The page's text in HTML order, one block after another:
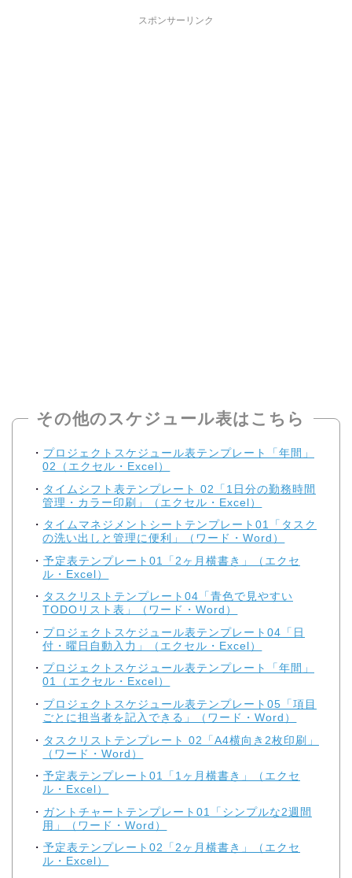
スポンサーリンク
その他のスケジュール表はこちら
プロジェクトスケジュール表テンプレート「年間」
02（エクセル・Excel）
タイムシフト表テンプレート 02「1日分の勤務時間
管理・カラー印刷」（エクセル・Excel）
タイムマネジメントシートテンプレート01「タスク
の洗い出しと管理に便利」（ワード・Word）
予定表テンプレート01「2ヶ月横書き」（エクセ
ル・Excel）
タスクリストテンプレート04「青色で見やすい
TODOリスト表」（ワード・Word）
プロジェクトスケジュール表テンプレート04「日
付・曜日自動入力」（エクセル・Excel）
プロジェクトスケジュール表テンプレート「年間」
01（エクセル・Excel）
プロジェクトスケジュール表テンプレート05「項目
ごとに担当者を記入できる」（ワード・Word）
タスクリストテンプレート 02「A4横向き2枚印刷」
（ワード・Word）
予定表テンプレート01「1ヶ月横書き」（エクセ
ル・Excel）
ガントチャートテンプレート01「シンプルな2週間
用」（ワード・Word）
予定表テンプレート02「2ヶ月横書き」（エクセ
ル・Excel）